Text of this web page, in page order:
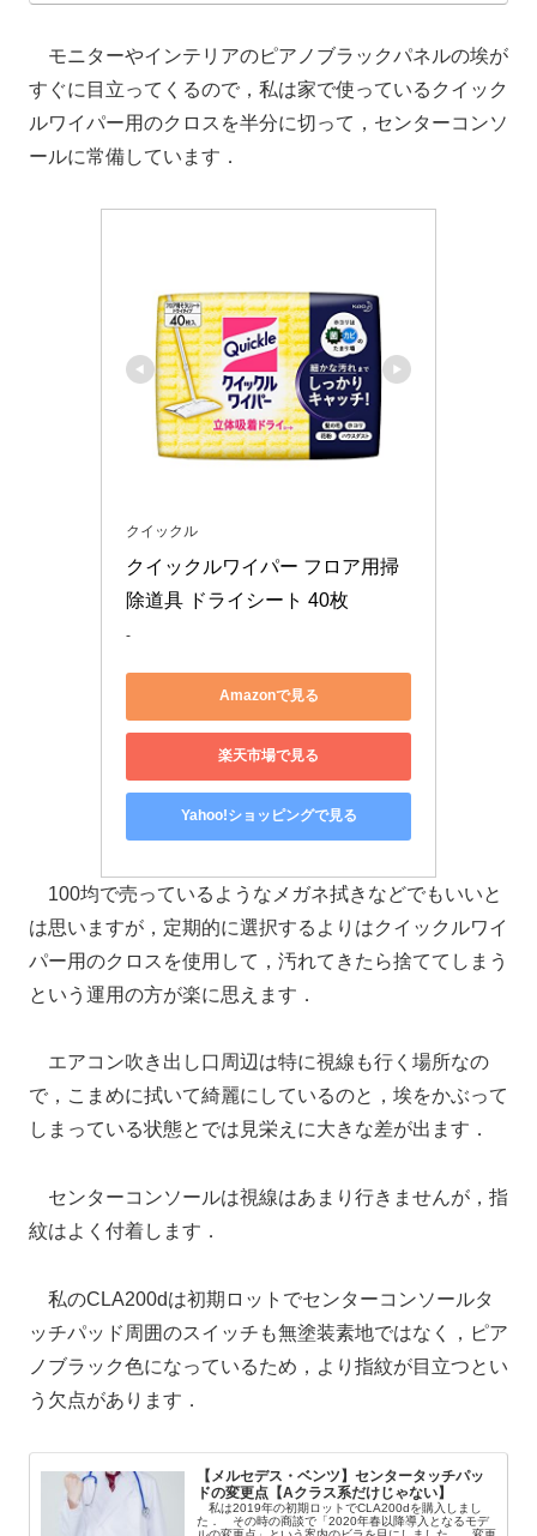
モニターやインテリアのピアノブラックパネルの埃が
すぐに目立ってくるので，私は家で使っているクイック
ルワイパー用のクロスを半分に切って，センターコンソ
ールに常備しています．
クイックル
クイックルワイパー フロア用掃
除道具 ドライシート 40枚
-
Amazonで見る
楽天市場で見る
Yahoo!ショッピングで見る
100均で売っているようなメガネ拭きなどでもいいと
は思いますが，定期的に選択するよりはクイックルワイ
パー用のクロスを使用して，汚れてきたら捨ててしまう
という運用の方が楽に思えます．
エアコン吹き出し口周辺は特に視線も行く場所なの
で，こまめに拭いて綺麗にしているのと，埃をかぶって
しまっている状態とでは見栄えに大きな差が出ます．
センターコンソールは視線はあまり行きませんが，指
紋はよく付着します．
私のCLA200dは初期ロットでセンターコンソールタ
ッチパッド周囲のスイッチも無塗装素地ではなく，ピア
ノブラック色になっているため，より指紋が目立つとい
う欠点があります．
【メルセデス・ベンツ】センタータッチパッ
ドの変更点【Aクラス系だけじゃない】
私は2019年の初期ロットでCLA200dを購入しまし
た． その時の商談で「2020年春以降導入となるモデ